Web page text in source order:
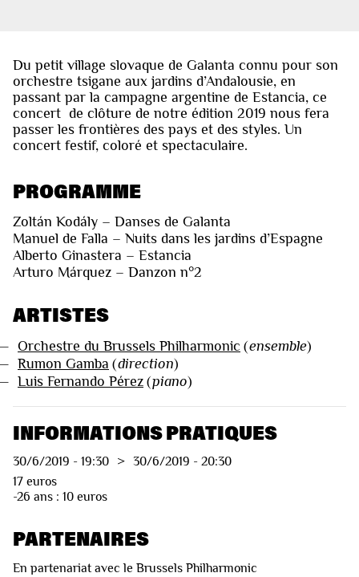
Du petit village slovaque de Galanta connu pour son
orchestre tsigane aux jardins d’Andalousie, en
passant par la campagne argentine de Estancia, ce
concert de clôture de notre édition 2019 nous fera
passer les frontières des pays et des styles. Un
concert festif, coloré et spectaculaire.
PROGRAMME
Zoltán Kodály – Danses de Galanta
Manuel de Falla – Nuits dans les jardins d’Espagne
Alberto Ginastera – Estancia
Arturo Márquez – Danzon n°2
ARTISTES
Orchestre du Brussels Philharmonic (ensemble)
Rumon Gamba (direction)
Luis Fernando Pérez (piano)
INFORMATIONS PRATIQUES
30/6/2019 - 19:30 > 30/6/2019 - 20:30
17 euros
-26 ans : 10 euros
PARTENAIRES
En partenariat avec le Brussels Philharmonic